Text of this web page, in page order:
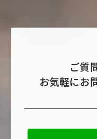
ご質
お気軽にお